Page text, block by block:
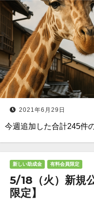
2021年6月29日
今週追加した合計245件
新しい助成金 有料会員限定
5/18（火）新規
限定】